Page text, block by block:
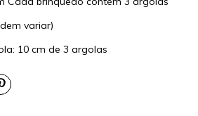
variar)
10 cm de 3 argolas